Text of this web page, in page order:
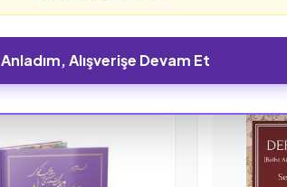
Anladım, Alışverişe Devam Et